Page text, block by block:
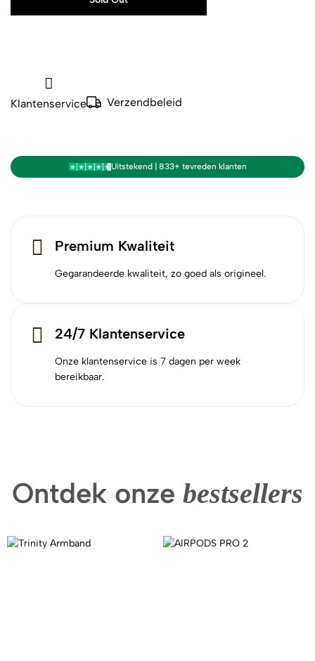
Klantenservice Verzendbeleid
Uitstekend | 833+ tevreden klanten
Premium Kwaliteit
Gegarandeerde kwaliteit, zo goed als origineel.
24/7 Klantenservice
Onze klantenservice is 7 dagen per week
bereikbaar.
Ontdek onze bestsellers